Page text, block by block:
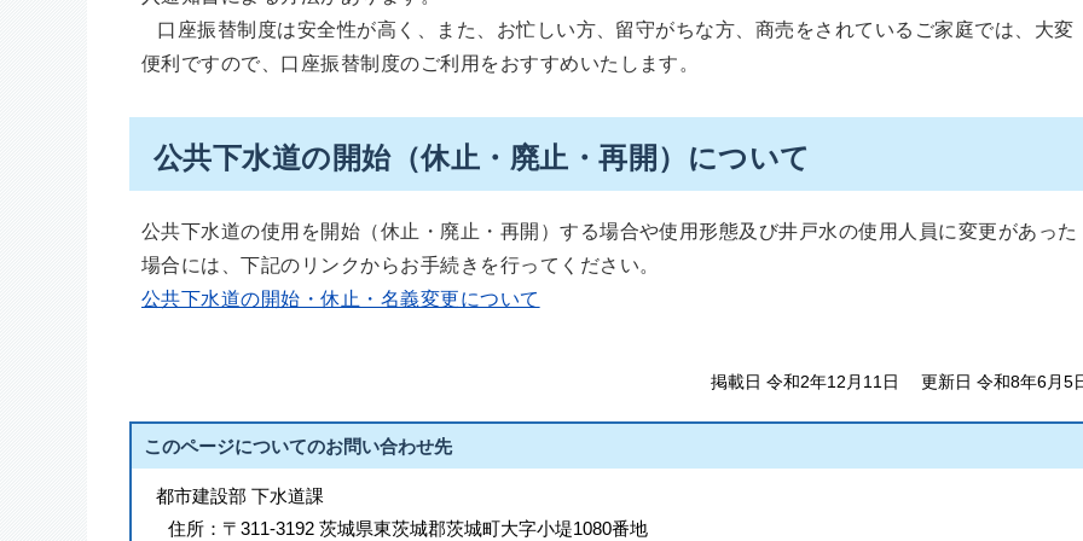
口座振替制度は安全性が高く、また、お忙しい方、留守がちな方、商売をされているご家庭では、大変
便利ですので、口座振替制度のご利用をおすすめいたします。
公共下水道の開始（休止・廃止・再開）について
公共下水道の使用を開始（休止・廃止・再開）する場合や使用形態及び井戸水の使用人員に変更があった
場合には、下記のリンクからお手続きを行ってください。
公共下水道の開始・休止・名義変更について
掲載日 令和2年12月11日 更新日 令和8年6月5
このページについてのお問い合わせ先
都市建設部 下水道課
住所： 〒311-3192 茨城県東茨城郡茨城町大字小堤1080番地